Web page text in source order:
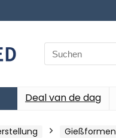
Search
for:
Deal van de dag
Gießformen